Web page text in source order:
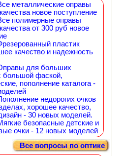
металлические оправы
новое поступление
полимерные оправы
от 300 руб новое
пластик
качество и надежность
для больших
большой фаской,
пополнение каталога -
недорогих очков
хорошее качество,
- 30 новых моделей.
безопасные детские и
очки - 12 новых моделей
Все вопросы по оптике